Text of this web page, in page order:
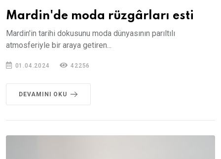
Mardin'de moda rüzgârları esti
Mardin'in tarihi dokusunu moda dünyasının parıltılı
atmosferiyle bir araya getiren...
01.04.2024 42256
DEVAMINI OKU